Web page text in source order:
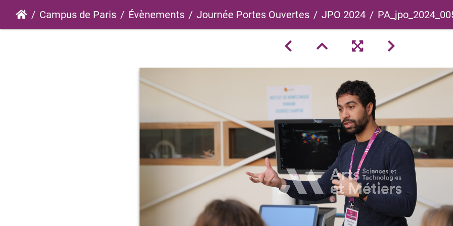
Campus de Paris Évènements Journée Portes Ouvertes JPO 2024